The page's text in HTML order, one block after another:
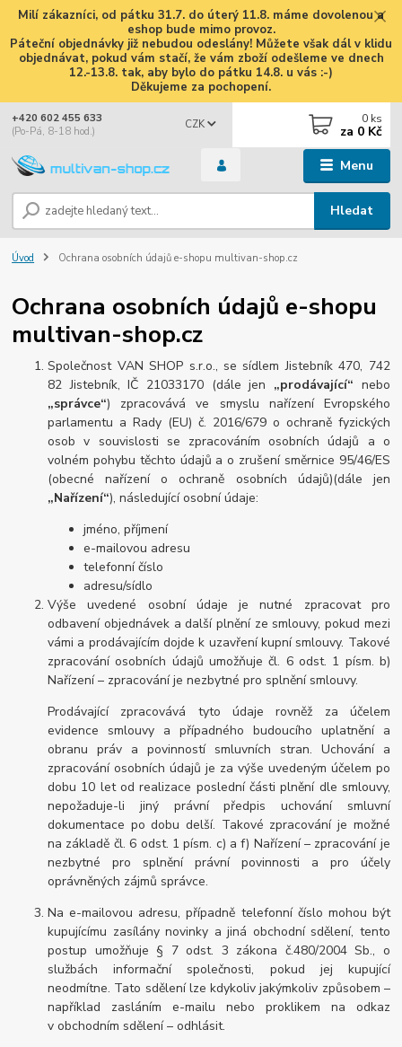
Milí zákazníci, od pátku 31.7. do úterý 11.8. máme dovolenou a
eshop bude mimo provoz.
Páteční objednávky již nebudou odeslány! Můžete však dál v klidu
objednávat, pokud vám stačí, že vám zboží odešleme ve dnech
12.-13.8. tak, aby bylo do pátku 14.8. u vás :-)
Děkujeme za pochopení.
Menu
CZK
Hledat
+420 602 455 633
(Po-Pá, 8-18 hod.)
0 ks
za 0 Kč
Úvod Ochrana osobních údajů e-shopu multivan-shop.cz
Ochrana osobních údajů e-shopu
multivan-shop.cz
Společnost VAN SHOP s.r.o., se sídlem Jistebník 470, 742
82 Jistebník, IČ 21033170 (dále jen „prodávající“ nebo
„správce“) zpracovává ve smyslu nařízení Evropského
parlamentu a Rady (EU) č. 2016/679 o ochraně fyzických
osob v souvislosti se zpracováním osobních údajů a o
volném pohybu těchto údajů a o zrušení směrnice 95/46/ES
(obecné nařízení o ochraně osobních údajů)(dále jen
„Nařízení“), následující osobní údaje:
jméno, příjmení
e-mailovou adresu
telefonní číslo
adresu/sídlo
Výše uvedené osobní údaje je nutné zpracovat pro
odbavení objednávek a další plnění ze smlouvy, pokud mezi
vámi a prodávajícím dojde k uzavření kupní smlouvy. Takové
zpracování osobních údajů umožňuje čl. 6 odst. 1 písm. b)
Nařízení – zpracování je nezbytné pro splnění smlouvy.
Prodávající zpracovává tyto údaje rovněž za účelem
evidence smlouvy a případného budoucího uplatnění a
obranu práv a povinností smluvních stran. Uchování a
zpracování osobních údajů je za výše uvedeným účelem po
dobu 10 let od realizace poslední části plnění dle smlouvy,
nepožaduje-li jiný právní předpis uchování smluvní
dokumentace po dobu delší. Takové zpracování je možné
na základě čl. 6 odst. 1 písm. c) a f) Nařízení – zpracování je
nezbytné pro splnění právní povinnosti a pro účely
oprávněných zájmů správce.
Na e-mailovou adresu, případně telefonní číslo mohou být
kupujícímu zasílány novinky a jiná obchodní sdělení, tento
postup umožňuje § 7 odst. 3 zákona č.480/2004 Sb., o
službách informační společnosti, pokud jej kupující
neodmítne. Tato sdělení lze kdykoliv jakýmkoliv způsobem –
například zasláním e-mailu nebo proklikem na odkaz
v obchodním sdělení – odhlásit.